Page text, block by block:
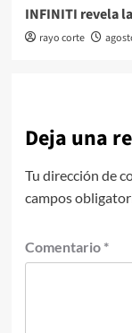
INFINITI revela
rayo corte
Deja una
Tu dirección de
campos
Comentario *